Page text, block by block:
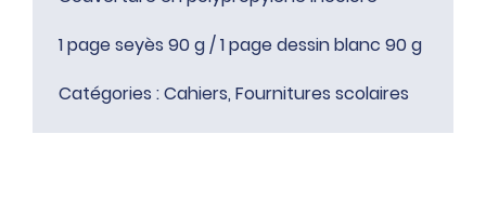
1 page seyès 90 g / 1 page dessin blanc 90 g
Catégories :Cahiers, Fournitures scolaires